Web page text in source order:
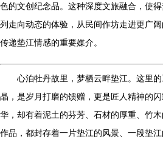
色的文创纪念品。这种深度文旅融合，使
列走向动态的体验，从民间作坊走进更广阔
传递垫江情感的重要媒介。
心泊牡丹故里，梦栖云畔垫江。这里
晶，是岁月打磨的馈赠，更是匠人精神的
华，却有着泥土的芬芳、石材的厚重、竹
作品，都封存着一片垫江的风景、一段垫